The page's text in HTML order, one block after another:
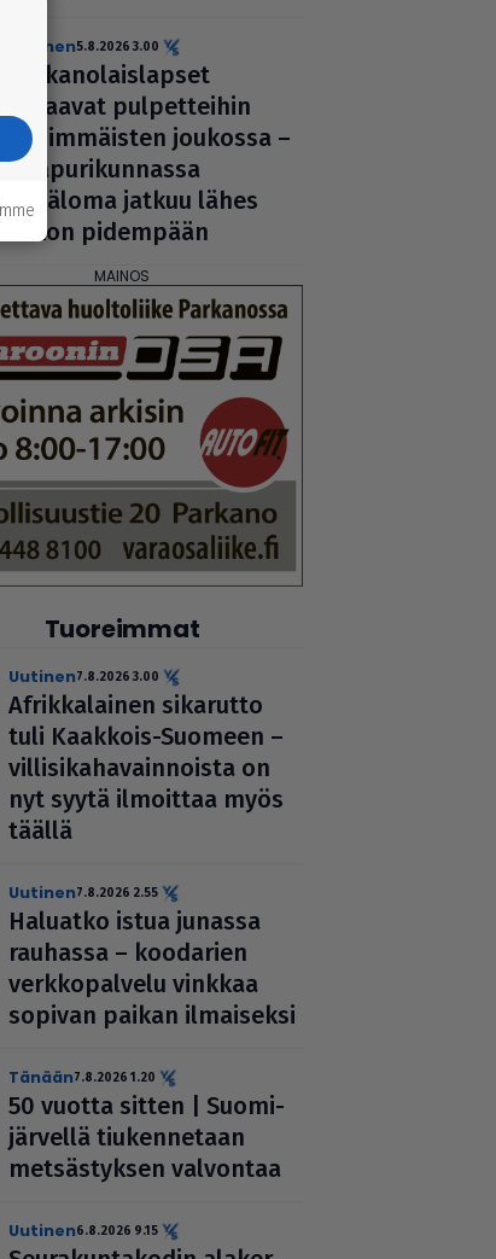
uutinen5.8.2026 3.00
Par­ka­no­lais­lap­set
palaavat pul­pet­tei­hin
ensim­mäis­ten joukossa –
naa­pu­ri­kun­nassa
kesäloma jatkuu lähes
viikon pidempään
Tuoreimmat
uutinen7.8.2026 3.00
Afrik­ka­lai­nen sikarutto
tuli Kaakkois-Suomeen –
vil­li­si­ka­ha­vain­noista on
nyt syytä ilmoittaa myös
täällä
uutinen7.8.2026 2.55
Haluatko istua junassa
rauhassa – koodarien
verk­ko­pal­velu vinkkaa
sopivan paikan ilmai­seksi
Tänään7.8.2026 1.20
50 vuotta sitten | Suo­mi­
jär­vellä tiu­ken­ne­taan
met­säs­tyk­sen valvontaa
uutinen6.8.2026 9.15